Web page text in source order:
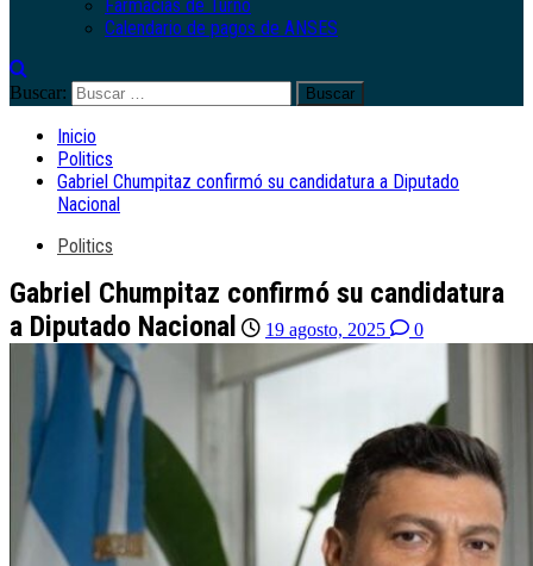
Farmacias de Turno
Calendario de pagos de ANSES
Buscar:
Inicio
Politics
Gabriel Chumpitaz confirmó su candidatura a Diputado
Nacional
Politics
Gabriel Chumpitaz confirmó su candidatura
a Diputado Nacional
19 agosto, 2025 0